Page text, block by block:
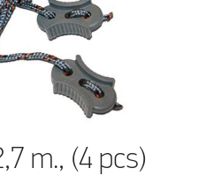
m., (4 pcs)